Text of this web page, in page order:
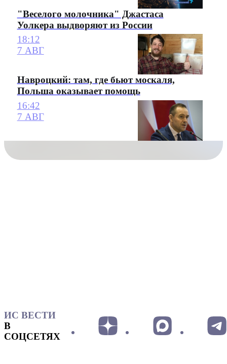
"Веселого молочника" Джастаса
Уолкера выдворяют из России
18:12
7 АВГ
Навроцкий: там, где бьют москаля,
Польша оказывает помощь
16:42
7 АВГ
ИС ВЕСТИ
В
СОЦСЕТЯХ